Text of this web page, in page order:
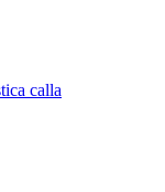
calla